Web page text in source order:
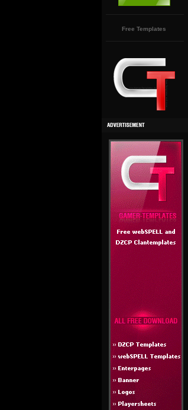
Free Templates